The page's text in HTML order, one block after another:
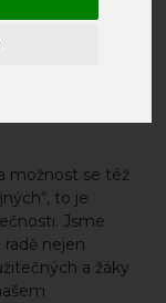
možnost se též
to je
Jsme
radě nejen
a žáky